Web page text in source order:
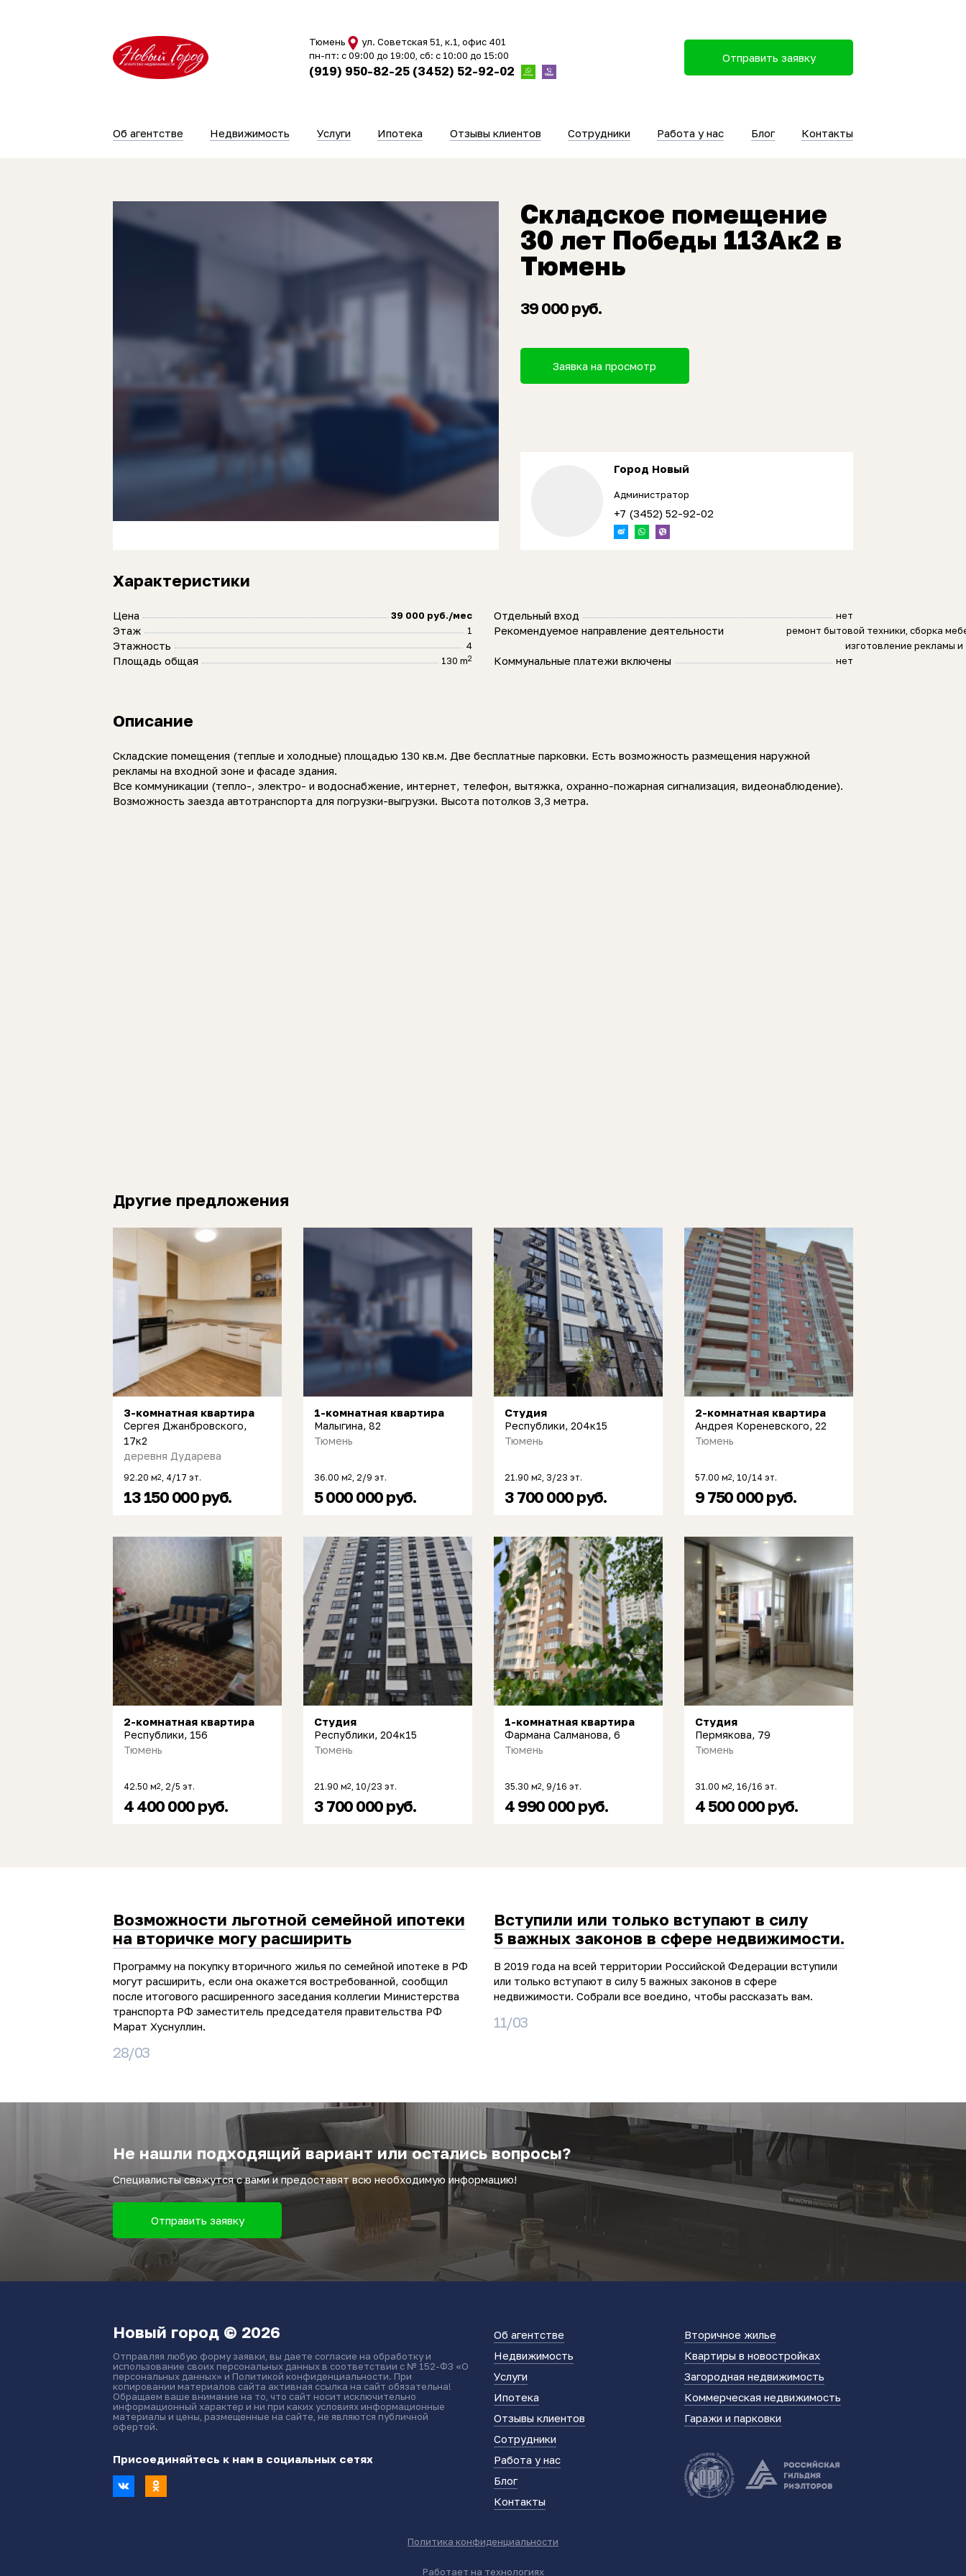
Тюмень
ул. Советская 51, к.1, офис 401
пн-пт: с 09:00 до 19:00, сб: с 10:00 до 15:00
(919) 950-82-25 (3452) 52-92-02
Отправить заявку
Об агентстве Недвижимость Услуги Ипотека Отзывы клиентов Сотрудники Работа у нас Блог Контакты
Складское помещение
30 лет Победы 113Ак2 в
Тюмень
39 000 руб.
Заявка на просмотр
Город Новый
Администратор
+7 (3452) 52-92-02
Характеристики
Цена 39 000 руб./мес
Этаж 1
Этажность 4
Площадь общая 130 m2
Отдельный вход нет
Рекомендуемое направление деятельности
ремонт бытовой техники, сборка
изготовление рекламы и
Коммунальные платежи включены нет
Описание
Складские помещения (теплые и холодные) площадью 130 кв.м. Две бесплатные парковки. Есть возможность размещения наружной
рекламы на входной зоне и фасаде здания.
Все коммуникации (тепло-, электро- и водоснабжение, интернет, телефон, вытяжка, охранно-пожарная сигнализация, видеонаблюдение).
Возможность заезда автотранспорта для погрузки-выгрузки. Высота потолков 3,3 метра.
Другие предложения
3-комнатная квартира
Сергея Джанбровского,
17к2
деревня Дударева
92.20 м2, 4/17 эт.
13 150 000 руб.
1-комнатная квартира
Малыгина, 82
Тюмень
36.00 м2, 2/9 эт.
5 000 000 руб.
Студия
Республики, 204к15
Тюмень
21.90 м2, 3/23 эт.
3 700 000 руб.
2-комнатная квартира
Андрея Кореневского, 22
Тюмень
57.00 м2, 10/14 эт.
9 750 000 руб.
2-комнатная квартира
Республики, 156
Тюмень
42.50 м2, 2/5 эт.
4 400 000 руб.
Студия
Республики, 204к15
Тюмень
21.90 м2, 10/23 эт.
3 700 000 руб.
1-комнатная квартира
Фармана Салманова, 6
Тюмень
35.30 м2, 9/16 эт.
4 990 000 руб.
Студия
Пермякова, 79
Тюмень
31.00 м2, 16/16 эт.
4 500 000 руб.
Возможности льготной семейной ипотеки
на вторичке могу расширить
Программу на покупку вторичного жилья по семейной ипотеке в РФ
могут расширить, если она окажется востребованной, сообщил
после итогового расширенного заседания коллегии Министерства
транспорта РФ заместитель председателя правительства РФ
Марат Хуснуллин.
28/03
Вступили или только вступают в силу
5 важных законов в сфере недвижимости.
В 2019 года на всей территории Российской Федерации вступили
или только вступают в силу 5 важных законов в сфере
недвижимости. Собрали все воедино, чтобы рассказать вам.
11/03
Не нашли подходящий вариант или остались вопросы?
Специалисты свяжутся с вами и предоставят всю необходимую информацию!
Отправить заявку
Новый город © 2026
Отправляя любую форму заявки, вы даете согласие на обработку и
использование своих персональных данных в соответствии с № 152-ФЗ «О
персональных данных» и Политикой конфиденциальности. При
копировании материалов сайта активная ссылка на сайт обязательна!
Обращаем ваше внимание на то, что сайт носит исключительно
информационный характер и ни при каких условиях информационные
материалы и цены, размещенные на сайте, не являются публичной
офертой.
Присоединяйтесь к нам в социальных сетях
Об агентстве
Недвижимость
Услуги
Ипотека
Отзывы клиентов
Сотрудники
Работа у нас
Блог
Контакты
Вторичное жилье
Квартиры в новостройках
Загородная недвижимость
Коммерческая недвижимость
Гаражи и парковки
Политика конфиденциальности
Работает на технологиях